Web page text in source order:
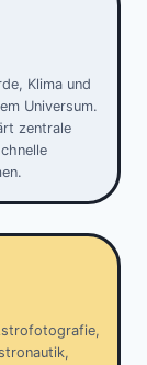
Klima und
Universum.
zentrale